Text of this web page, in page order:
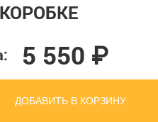
5 550 ₽
ДОБАВИТЬ В КОРЗИНУ